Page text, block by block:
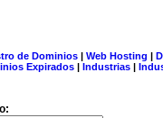
de Dominios| Web Hosting |
Expirados | Industrias |